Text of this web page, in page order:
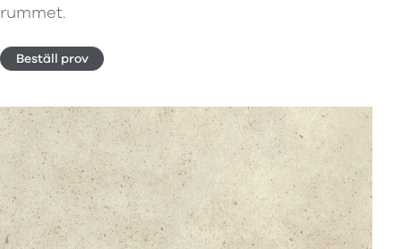
rummet.
Beställ prov